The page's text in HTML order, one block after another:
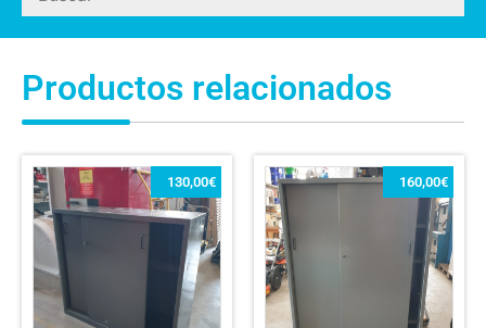
Productos relacionados
130,00€ 160,00€